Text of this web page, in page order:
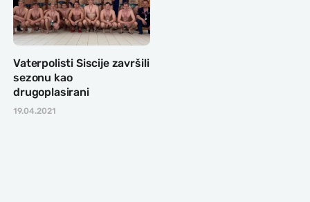
Vaterpolisti Siscije završili
sezonu kao
drugoplasirani
19.04.2021